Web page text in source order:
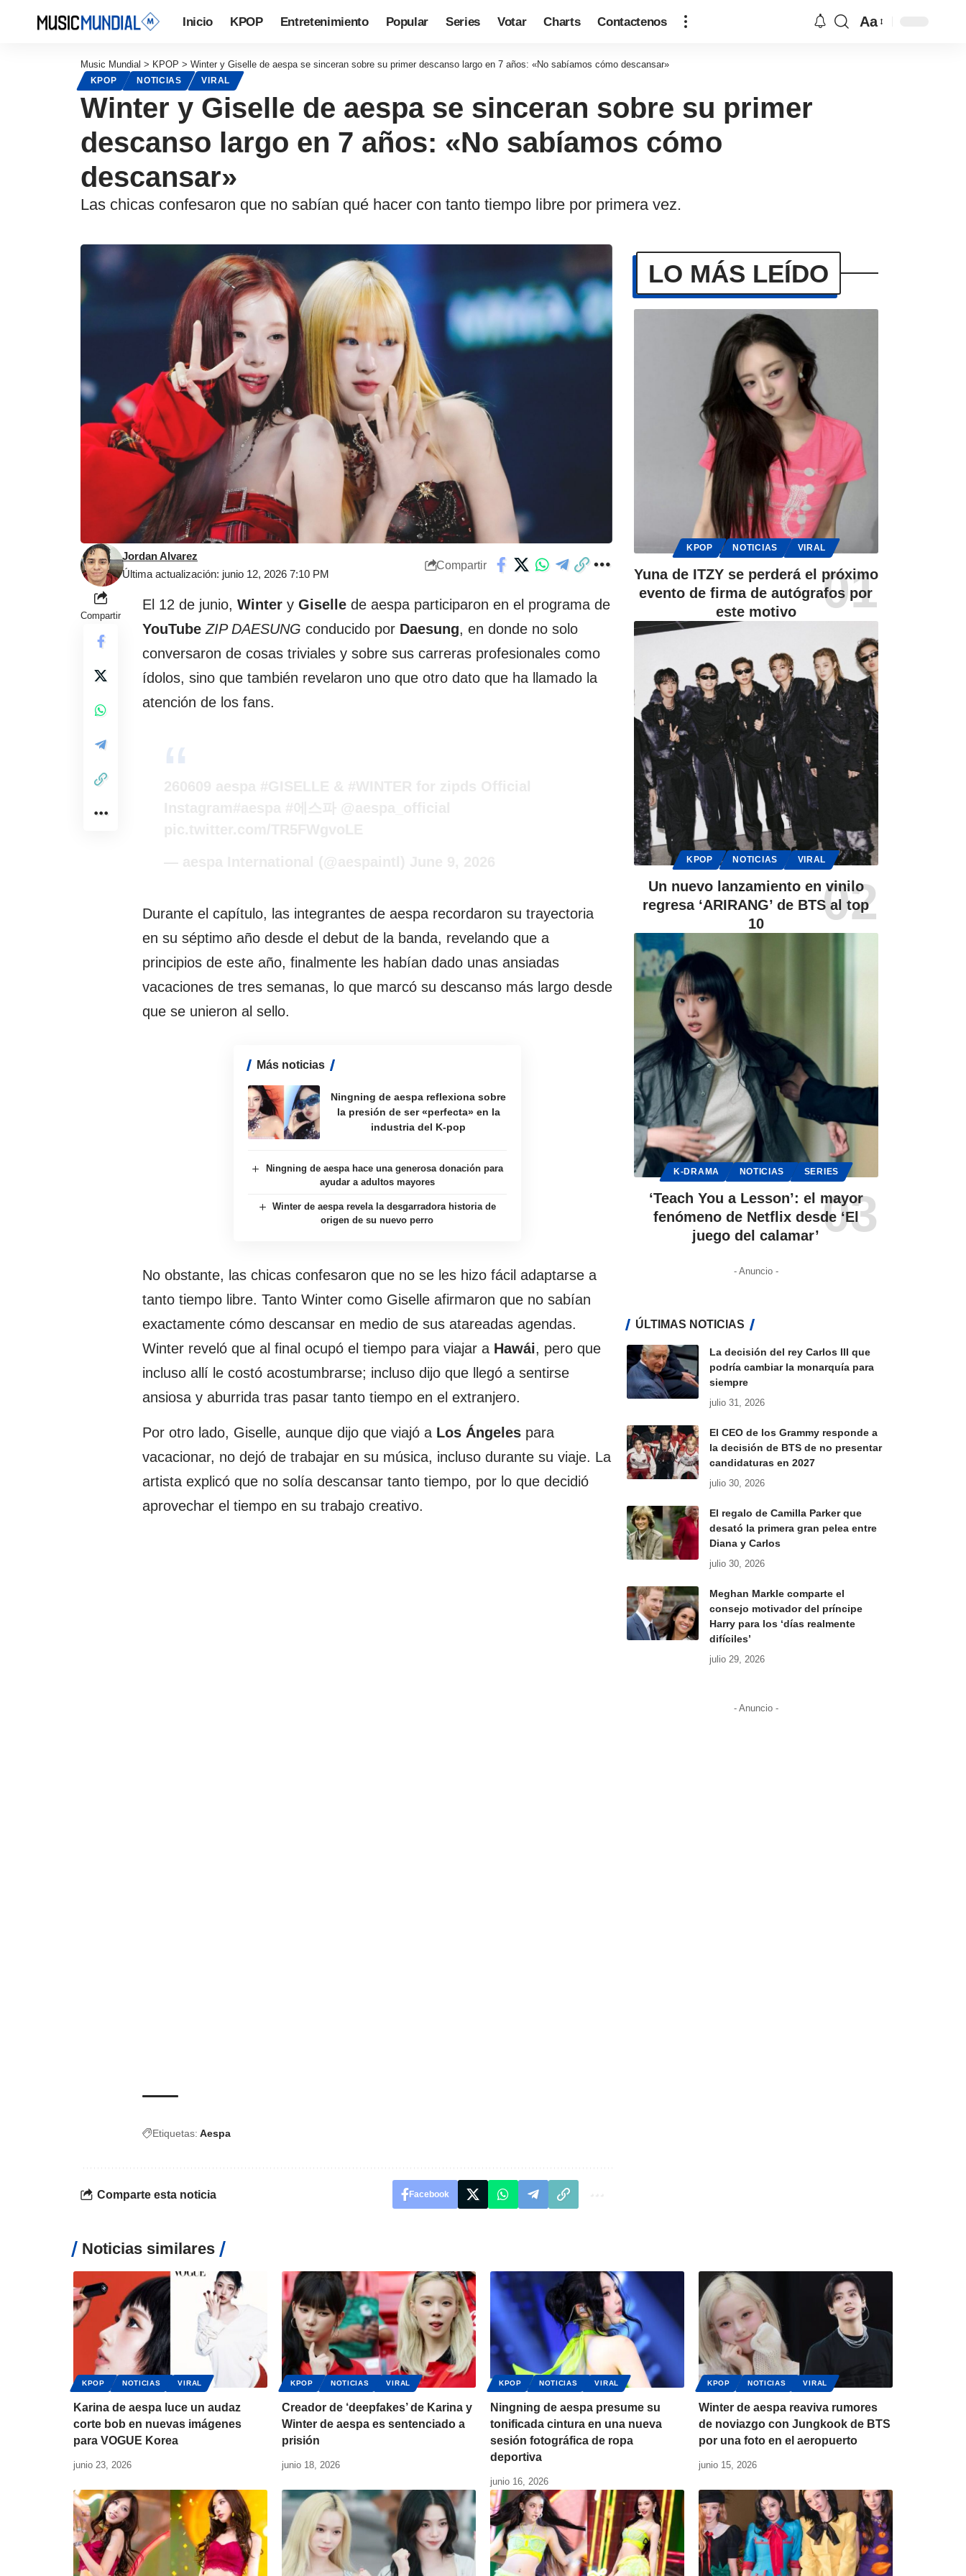
Inicio KPOP Entretenimiento Popular Series Votar Charts Contactenos Aa
Music Mundial > KPOP > Winter y Giselle de aespa se sinceran sobre su primer descanso largo en 7 años: «No sabíamos cómo descansar»
KPOP NOTICIAS VIRAL
Winter y Giselle de aespa se sinceran sobre su primer
descanso largo en 7 años: «No sabíamos cómo
descansar»
Las chicas confesaron que no sabían qué hacer con tanto tiempo libre por primera vez.
Última actualización: junio 12, 2026 7:10 PM
Jordan Alvarez
Compartir
Compartir
El 12 de junio, Winter y Giselle de aespa participaron en el programa de
YouTube ZIP DAESUNG conducido por Daesung, en donde no solo
conversaron de cosas triviales y sobre sus carreras profesionales como
ídolos, sino que también revelaron uno que otro dato que ha llamado la
atención de los fans.
Durante el capítulo, las integrantes de aespa recordaron su trayectoria
en su séptimo año desde el debut de la banda, revelando que a
principios de este año, finalmente les habían dado unas ansiadas
vacaciones de tres semanas, lo que marcó su descanso más largo desde
que se unieron al sello.
Más noticias
Ningning de aespa reflexiona sobre
la presión de ser «perfecta» en la
industria del K-pop
Ningning de aespa hace una generosa donación para
ayudar a adultos mayores
Winter de aespa revela la desgarradora historia de
origen de su nuevo perro
No obstante, las chicas confesaron que no se les hizo fácil adaptarse a
tanto tiempo libre. Tanto Winter como Giselle afirmaron que no sabían
exactamente cómo descansar en medio de sus atareadas agendas.
Winter reveló que al final ocupó el tiempo para viajar a Hawái, pero que
incluso allí le costó acostumbrarse; incluso dijo que llegó a sentirse
ansiosa y aburrida tras pasar tanto tiempo en el extranjero.
Por otro lado, Giselle, aunque dijo que viajó a Los Ángeles para
vacacionar, no dejó de trabajar en su música, incluso durante su viaje. La
artista explicó que no solía descansar tanto tiempo, por lo que decidió
aprovechar el tiempo en su trabajo creativo.
Etiquetas: Aespa
Comparte esta noticia Facebook
LO MÁS LEÍDO
KPOP NOTICIAS VIRAL
Yuna de ITZY se perderá el próximo
evento de firma de autógrafos por
este motivo
KPOP NOTICIAS VIRAL
Un nuevo lanzamiento en vinilo
regresa ‘ARIRANG’ de BTS al top
10
K-DRAMA NOTICIAS SERIES
‘Teach You a Lesson’: el mayor
fenómeno de Netflix desde ‘El
juego del calamar’
- Anuncio -
ÚLTIMAS NOTICIAS
La decisión del rey Carlos III que
podría cambiar la monarquía para
siempre
julio 31, 2026
El CEO de los Grammy responde a
la decisión de BTS de no presentar
candidaturas en 2027
julio 30, 2026
El regalo de Camilla Parker que
desató la primera gran pelea entre
Diana y Carlos
julio 30, 2026
Meghan Markle comparte el
consejo motivador del príncipe
Harry para los ‘días realmente
difíciles’
julio 29, 2026
- Anuncio -
Noticias similares
KPOP NOTICIAS VIRAL
Karina de aespa luce un audaz
corte bob en nuevas imágenes
para VOGUE Korea
junio 23, 2026
KPOP NOTICIAS VIRAL
Creador de ‘deepfakes’ de Karina y
Winter de aespa es sentenciado a
prisión
junio 18, 2026
KPOP NOTICIAS VIRAL
Ningning de aespa presume su
tonificada cintura en una nueva
sesión fotográfica de ropa
deportiva
junio 16, 2026
KPOP NOTICIAS VIRAL
Winter de aespa reaviva rumores
de noviazgo con Jungkook de BTS
por una foto en el aeropuerto
junio 15, 2026